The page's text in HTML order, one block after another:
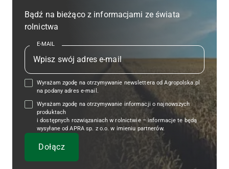
Bądź na bieżąco z informacjami ze świata
rolnictwa
E-MAIL
Wyrażam zgodę na otrzymywanie newslettera od Agropolska.pl
na podany adres e-mail.
Wyrażam zgodę na otrzymywanie informacji o najnowszych
produktach
i dostępnych rozwiązaniach w rolnictwie – informacje te będą
wysyłane od APRA sp. z o.o. w imieniu partnerów.